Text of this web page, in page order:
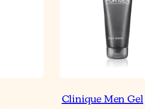
Clinique Men Gel